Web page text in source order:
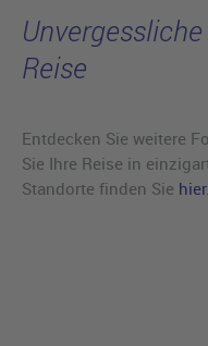
Reise
Entdecken Sie weitere
Sie Ihre Reise in
Standorte finden Sie hier.